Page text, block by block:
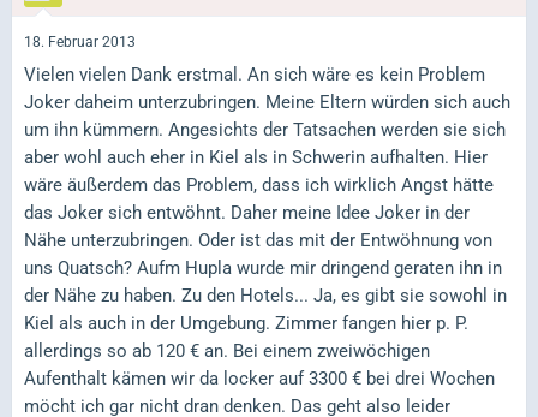
18. Februar 2013
Vielen vielen Dank erstmal. An sich wäre es kein Problem
Joker daheim unterzubringen. Meine Eltern würden sich auch
um ihn kümmern. Angesichts der Tatsachen werden sie sich
aber wohl auch eher in Kiel als in Schwerin aufhalten. Hier
wäre äußerdem das Problem, dass ich wirklich Angst hätte
das Joker sich entwöhnt. Daher meine Idee Joker in der
Nähe unterzubringen. Oder ist das mit der Entwöhnung von
uns Quatsch? Aufm Hupla wurde mir dringend geraten ihn in
der Nähe zu haben. Zu den Hotels... Ja, es gibt sie sowohl in
Kiel als auch in der Umgebung. Zimmer fangen hier p. P.
allerdings so ab 120 € an. Bei einem zweiwöchigen
Aufenthalt kämen wir da locker auf 3300 € bei drei Wochen
möcht ich gar nicht dran denken. Das geht also leider